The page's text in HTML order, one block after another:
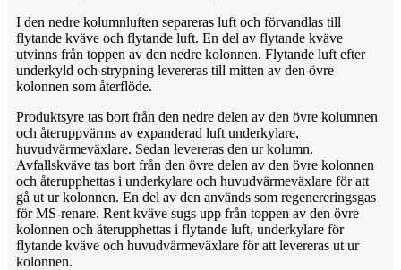
I den nedre kolumnluften separeras luft och förvandlas till
flytande kväve och flytande luft. En del av flytande kväve
utvinns från toppen av den nedre kolonnen. Flytande luft efter
underkyld och strypning levereras till mitten av den övre
kolonnen som återflöde.
Produktsyre tas bort från den nedre delen av den övre kolumnen
och återuppvärms av expanderad luft underkylare,
huvudvärmeväxlare. Sedan levereras den ur kolumn.
Avfallskväve tas bort från den övre delen av den övre kolonnen
och återupphettas i underkylare och huvudvärmeväxlare för att
gå ut ur kolonnen. En del av den används som regenereringsgas
för MS-renare. Rent kväve sugs upp från toppen av den övre
kolonnen och återupphettas i flytande luft, underkylare för
flytande kväve och huvudvärmeväxlare för att levereras ut ur
kolonnen.